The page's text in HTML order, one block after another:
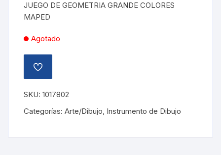
L30.25. L15.13.
JUEGO DE GEOMETRIA GRANDE COLORES
MAPED
Agotado
AÑADIR
A
LISTA
DE
DESEOS
SKU:1017802
Categorías:Arte/Dibujo, Instrumento de Dibujo